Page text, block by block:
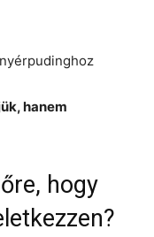
hanem
hogy